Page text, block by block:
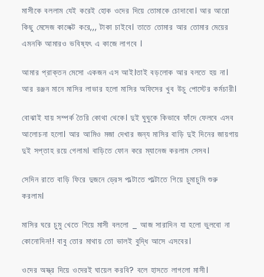
মাসীকে বললাম যেই করেই হোক ওদের দিয়ে তোমাকে চোদাবো। আর আরো
কিছু মেসেজ কালেক্ট করে,,, টাকা চাইবে। তাতে তোমার আর তোমার মেয়ের
এমনকি আমারও ভবিষ্যৎ এ কাজে লাগবে ।
আমার প্রাক্তন মেসো একজন এস আই।তাই বড়লোক আর বলতে হয় না।
আর রঞ্জন মানে মাসির লাভার হলো মাসির অফিসের খুব উচু পোস্টের কর্মচারী।
বোঝাই যায় সম্পর্ক তৈরি কোথা থেকে। দুই ঘুঘুকে কিভাবে ফাঁদে ফেলবে এসব
আলোচনা হলো। আর আমিও মজা দেখার জন্য মাসির বাড়ি দুই দিনের জায়গায়
দুই সপ্তাহ রয়ে গেলাম। বাড়িতে ফোন করে ম্যানেজ করলাম সেসব।
সেদিন রাতে বাড়ি ফিরে দুজনে ড্রেস পাল্টাতে পাল্টাতে গিয়ে চুমাচুমি শুরু
করলাম।
মাসির ঘরে চুমু খেতে গিয়ে মাসী বললো _ আজ সারাদিন যা হলো ভুলবো না
কোনোদিন!! বাবু তোর মাথায় তো ভালই বুদ্ধি আসে এসবের।
ওদের অস্ত্র দিয়ে ওদেরই ঘায়েল করবি? বলে হাসতে লাগলো মাসী।